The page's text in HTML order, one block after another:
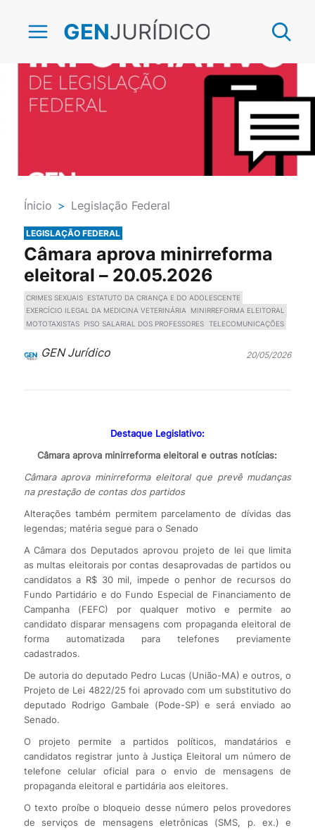
GENJURÍDICO
Ínicio > Legislação Federal
LEGISLAÇÃO FEDERAL
Câmara aprova minirreforma
eleitoral – 20.05.2026
CRIMES SEXUAIS
ESTATUTO DA CRIANÇA E DO ADOLESCENTE
EXERCÍCIO ILEGAL DA MEDICINA VETERINÁRIA
MINIRREFORMA ELEITORAL
MOTOTAXISTAS
PISO SALARIAL DOS PROFESSORES TELECOMUNICAÇÕES
GEN Jurídico 20/05/2026
Destaque Legislativo:
Câmara aprova minirreforma eleitoral e outras notícias:
Câmara aprova minirreforma eleitoral que prevê mudanças
na prestação de contas dos partidos
Alterações também permitem parcelamento de dívidas das
legendas; matéria segue para o Senado
A Câmara dos Deputados aprovou projeto de lei que limita
as multas eleitorais por contas desaprovadas de partidos ou
candidatos a R$ 30 mil, impede o penhor de recursos do
Fundo Partidário e do Fundo Especial de Financiamento de
Campanha (FEFC) por qualquer motivo e permite ao
candidato disparar mensagens com propaganda eleitoral de
forma automatizada para telefones previamente
cadastrados.
De autoria do deputado Pedro Lucas (União-MA) e outros, o
Projeto de Lei 4822/25 foi aprovado com um substitutivo do
deputado Rodrigo Gambale (Pode-SP) e será enviado ao
Senado.
O projeto permite a partidos políticos, mandatários e
candidatos registrar junto à Justiça Eleitoral um número de
telefone celular oficial para o envio de mensagens de
propaganda eleitoral e partidária aos eleitores.
O texto proíbe o bloqueio desse número pelos provedores
de serviços de mensagens eletrônicas (SMS, p. ex.) e